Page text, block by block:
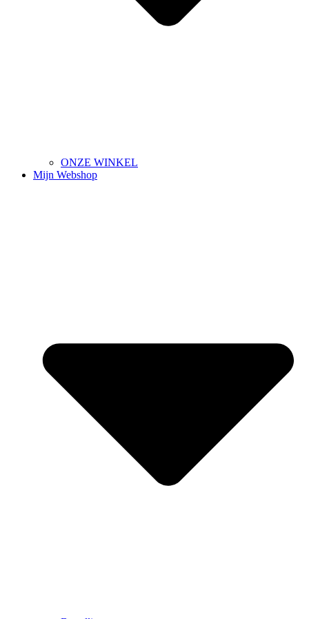
ONZE WINKEL
Mijn Webshop